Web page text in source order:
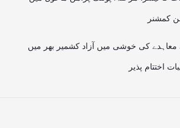
کمشنر
معاہدے کی خوشی میں آزاد کشمیر بھر میں
اختتام پذیر